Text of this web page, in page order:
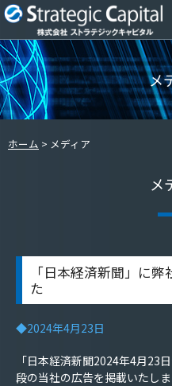
メ
ホーム メディア
メ
「日本経済新聞」に
た
◆2024年4月23日
「日本経済新聞2024年4月23
段の当社の広告を掲載いたしま